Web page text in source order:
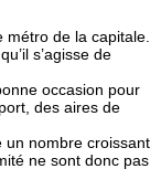
métro de la capitale.
s’agisse de
occasion pour
des aires de
un nombre croissant
ne sont donc pas